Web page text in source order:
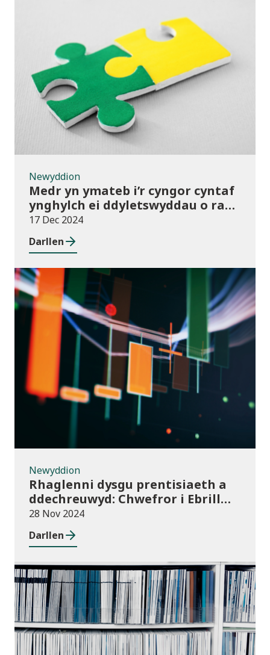
Newyddion
Newyddion
Medr yn ymateb i’r cyngor cyntaf
ynghylch ei ddyletswyddau o ran
y Gymraeg
17 Dec 2024
Darllen
Newyddion
Newyddion
Rhaglenni dysgu prentisiaeth a
ddechreuwyd: Chwefror i Ebrill
2024 (dros dro)
28 Nov 2024
Darllen